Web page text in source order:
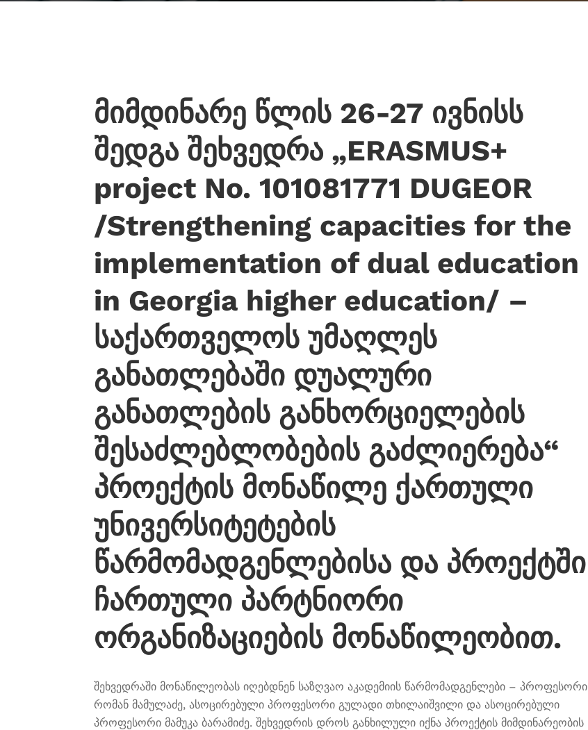
მიმდინარე წლის 26-27 ივნისს
შედგა შეხვედრა „ERASMUS+
project No. 101081771 DUGEOR
/Strengthening capacities for the
implementation of dual education
in Georgia higher education/ –
საქართველოს უმაღლეს
განათლებაში დუალური
განათლების განხორციელების
შესაძლებლობების გაძლიერება“
პროექტის მონაწილე ქართული
უნივერსიტეტების
წარმომადგენლებისა და პროექტში
ჩართული პარტნიორი
ორგანიზაციების მონაწილეობით.
შეხვედრაში მონაწილეობას იღებდნენ საზღვაო აკადემიის წარმომადგენლები – პროფესორი
რომან მამულაძე, ასოცირებული პროფესორი გულადი თხილაიშვილი და ასოცირებული
პროფესორი მამუკა ბარამიძე. შეხვედრის დროს განხილული იქნა პროექტის მიმდინარეობის